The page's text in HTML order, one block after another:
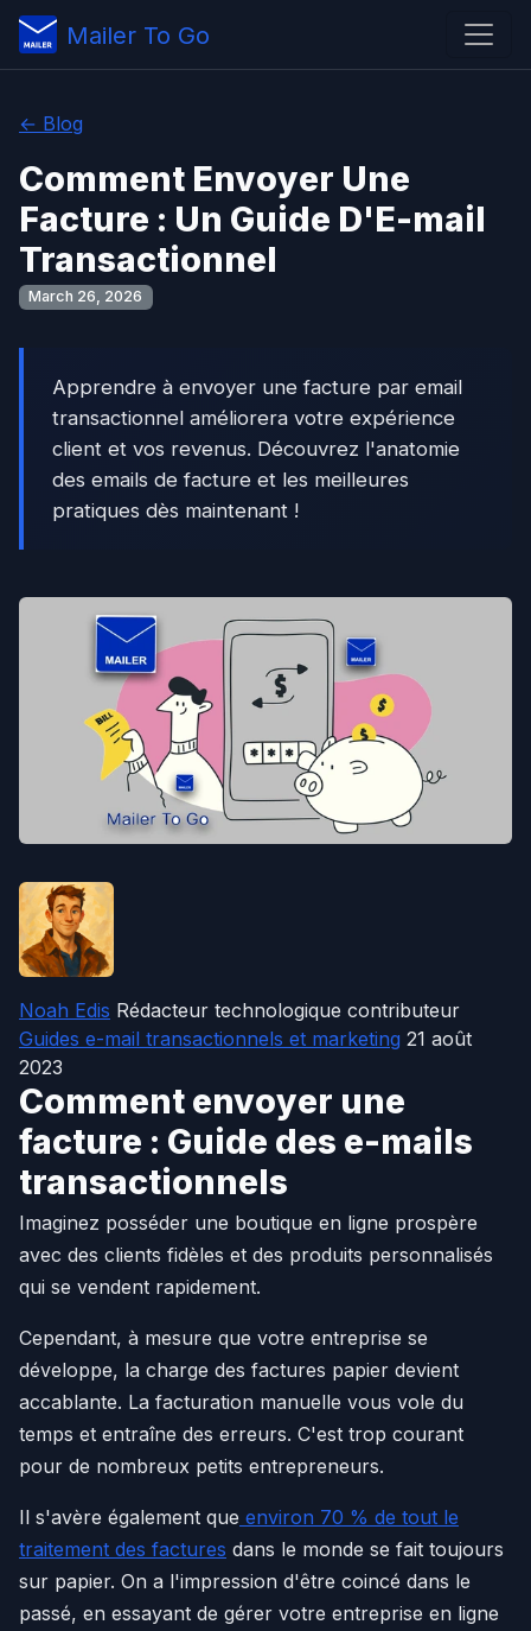
Mailer To Go
← Blog
Comment Envoyer Une
Facture : Un Guide D'E-mail
Transactionnel
March 26, 2026
Apprendre à envoyer une facture par email
transactionnel améliorera votre expérience
client et vos revenus. Découvrez l'anatomie
des emails de facture et les meilleures
pratiques dès maintenant !
Noah Edis Rédacteur technologique contributeur
Guides e-mail transactionnels et marketing 21 août
2023
Comment envoyer une
facture : Guide des e-mails
transactionnels
Imaginez posséder une boutique en ligne prospère
avec des clients fidèles et des produits personnalisés
qui se vendent rapidement.
Cependant, à mesure que votre entreprise se
développe, la charge des factures papier devient
accablante. La facturation manuelle vous vole du
temps et entraîne des erreurs. C'est trop courant
pour de nombreux petits entrepreneurs.
Il s'avère également que environ 70 % de tout le
traitement des factures dans le monde se fait toujours
sur papier. On a l'impression d'être coincé dans le
passé, en essayant de gérer votre entreprise en ligne